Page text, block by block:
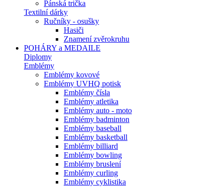
Pánská trička
Textilní dárky
Ručníky - osušky
Hasiči
Znamení zvěrokruhu
POHÁRY a MEDAILE
Diplomy
Emblémy
Emblémy kovové
Emblémy UVHQ potisk
Emblémy čísla
Emblémy atletika
Emblémy auto - moto
Emblémy badminton
Emblémy baseball
Emblémy basketball
Emblémy billiard
Emblémy bowling
Emblémy bruslení
Emblémy curling
Emblémy cyklistika